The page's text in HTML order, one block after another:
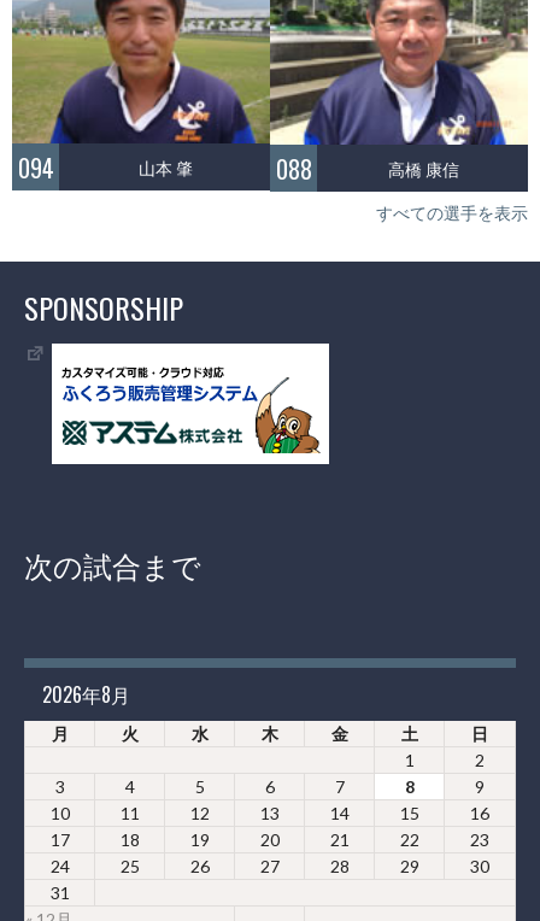
094 山本 肇 088 高橋 康信
すべての選手を表示
SPONSORSHIP
次の試合まで
2026年8月
月 火 水 木 金 土 日
1
2
3
4 5 6 7 8
9
10
11 12 13 14 15
16
17
18 19 20 21 22
23
24
25 26 27 28 29
30
31